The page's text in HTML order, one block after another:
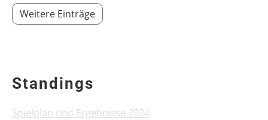
Weitere Einträge
Standings
Spielplan und Ergebnisse 2024